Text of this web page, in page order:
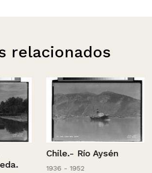
relacionados
Chile.- Río Aysén
1936 - 1952